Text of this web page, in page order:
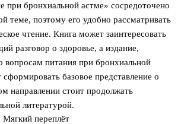
при бронхиальной астме» сосредоточено
теме, поэтому его удобно рассматривать
чтение. Книга может заинтересовать
разговор о здоровье, а издание,
вопросам питания при бронхиальной
базовое представление о
направлении стоит продолжать
литературой.
Мягкий переплёт